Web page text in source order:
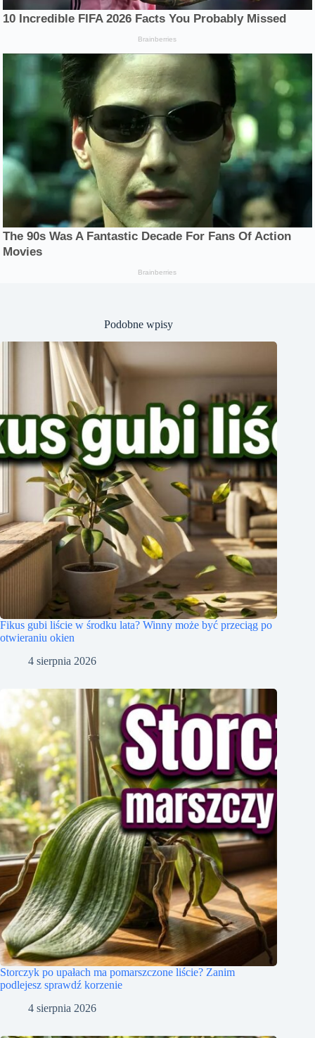
Podobne wpisy
Fikus gubi liście w środku lata? Winny może być przeciąg po
otwieraniu okien
4 sierpnia 2026
Storczyk po upałach ma pomarszczone liście? Zanim
podlejesz sprawdź korzenie
4 sierpnia 2026